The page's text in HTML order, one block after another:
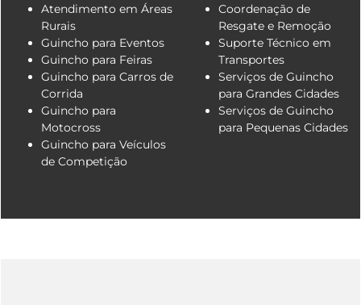
Atendimento em Áreas
Rurais
Guincho para Eventos
Guincho para Feiras
Guincho para Carros de
Corrida
Guincho para
Motocross
Guincho para Veículos
de Competição
Coordenação de
Resgate e Remoção
Suporte Técnico em
Transportes
Serviços de Guincho
para Grandes Cidades
Serviços de Guincho
para Pequenas Cidades